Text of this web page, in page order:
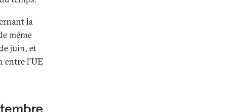
la
même
juin, et
entre l'UE